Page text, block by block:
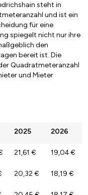
steht in
und ist ein
für eine
spiegelt nicht nur ihre
den
bereit ist. Die
Quadratmeteranzahl
und Mieter
2025 2026
21,61 € 19,04 €
20,32 € 18,19 €